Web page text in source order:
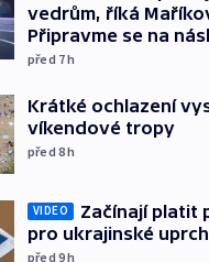
vedrům, říká
Připravme se na
před 7h
Krátké ochlazení
víkendové tropy
před 8h
VIDEO
Začínají platit
pro ukrajinské
před 9h